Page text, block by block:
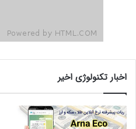
اخبار تکنولوژی اخیر